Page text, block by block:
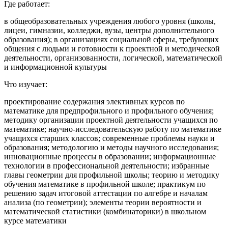
Где работает:
в общеобразовательных учреждения любого уровня (школы,
лицеи, гимназии, колледжи, вузы, центры дополнительного
образования); в организациях социальной сферы, требующих
общения с людьми и готовности к проектной и методической
деятельности, организованности, логической, математической
и информационной культуры
Что изучает:
проектирование содержания элективных курсов по
математике для предпрофильного и профильного обучения;
методику организации проектной деятельности учащихся по
математике; научно-исследовательскую работу по математике
учащихся старших классов; современные проблемы науки и
образования; методологию и методы научного исследования;
инновационные процессы в образовании; информационные
технологии в профессиональной деятельности; избранные
главы геометрии для профильной школы; теорию и методику
обучения математике в профильной школе; практикум по
решению задач итоговой аттестации по алгебре и началам
анализа (по геометрии); элементы теории вероятности и
математической статистики (комбинаторики) в школьном
курсе математики